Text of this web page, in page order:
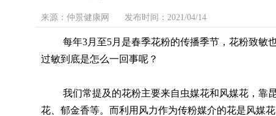
来源：仲景健康网 发布时间：2021/04/14
每年3月至5月是春季花粉的传播季节，花粉致敏
过敏到底是怎么一回事呢？
我们常提及的花粉主要来自虫媒花和风媒花，靠
花、郁金香等。而利用风力作为传粉媒介的花是风媒